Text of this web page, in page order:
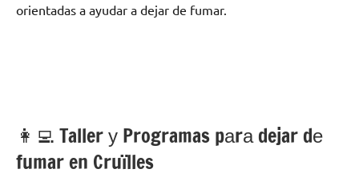
orientadas а ayudar а dejar dе fumar.
👩‍💻 Taller у Programas pаrа dejar dе
fumar en Cruïlles